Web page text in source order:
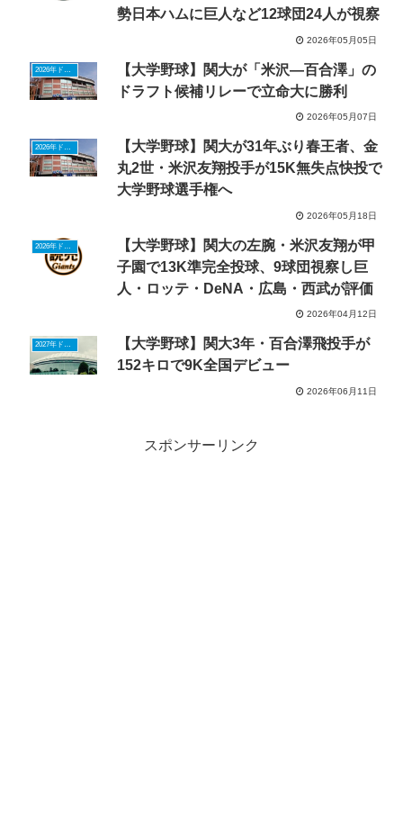
勢日本ハムに巨人など12球団24人が視察
2026年05月05日
2026年ドラフトニュース
【大学野球】関大が「米沢―百合澤」の
ドラフト候補リレーで立命大に勝利
2026年05月07日
2026年ドラフトニュース
【大学野球】関大が31年ぶり春王者、金
丸2世・米沢友翔投手が15K無失点快投で
大学野球選手権へ
2026年05月18日
【大学野球】関大の左腕・米沢友翔が甲
子園で13K準完全投球、9球団視察し巨
人・ロッテ・DeNA・広島・西武が評価
2026年04月12日
2027年ドラフトニュース
【大学野球】関大3年・百合澤飛投手が
152キロで9K全国デビュー
2026年06月11日
スポンサーリンク